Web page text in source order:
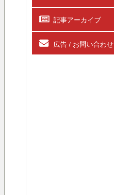
記事アーカイブ
広告 / お問い合わせ